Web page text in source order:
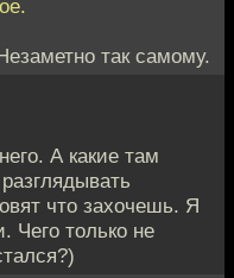
так самому.
А какие там
что захочешь. Я
Чего только не